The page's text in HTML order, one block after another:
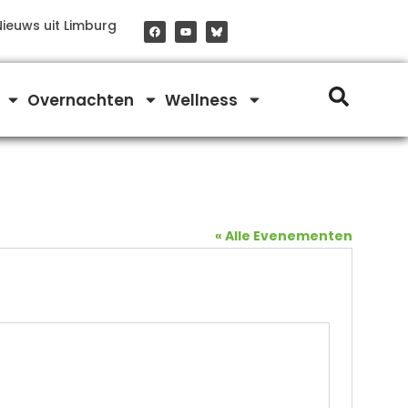
uit Limburg F
a
c
b
k
Y
o
u
u
Overnachten Wellness
« Alle Evenementen